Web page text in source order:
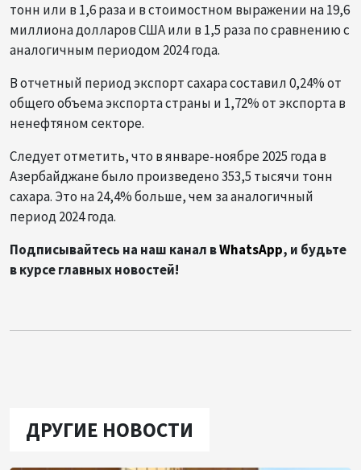
тонн или в 1,6 раза и в стоимостном выражении на 19,6
миллиона долларов США или в 1,5 раза по сравнению с
аналогичным периодом 2024 года.
В отчетный период экспорт сахара составил 0,24% от
общего объема экспорта страны и 1,72% от экспорта в
ненефтяном секторе.
Следует отметить, что в январе-ноябре 2025 года в
Азербайджане было произведено 353,5 тысячи тонн
сахара. Это на 24,4% больше, чем за аналогичный
период 2024 года.
Подписывайтесь на наш канал вWhatsApp, и будьте
в курсе главных новостей!
ДРУГИЕ НОВОСТИ